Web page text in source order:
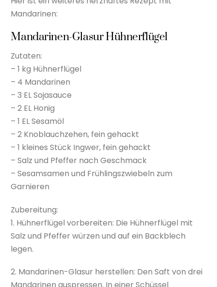
Mandarinen:
Mandarinen-Glasur Hühnerflügel
Zutaten:
– 1 kg Hühnerflügel
– 4 Mandarinen
– 3 EL Sojasauce
– 2 EL Honig
– 1 EL Sesamöl
– 2 Knoblauchzehen, fein gehackt
– 1 kleines Stück Ingwer, fein gehackt
– Salz und Pfeffer nach Geschmack
– Sesamsamen und Frühlingszwiebeln zum
Garnieren
Zubereitung:
1. Hühnerflügel vorbereiten: Die Hühnerflügel mit
Salz und Pfeffer würzen und auf ein Backblech
legen.
2. Mandarinen-Glasur herstellen: Den Saft von drei